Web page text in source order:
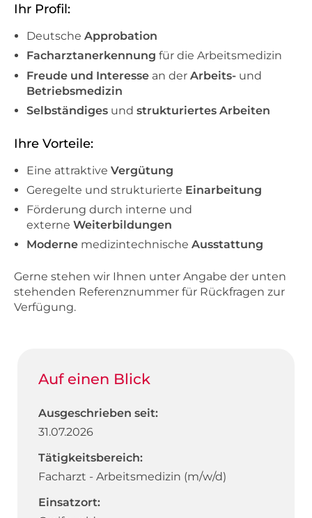
Ihr Profil:
Deutsche Approbation
Facharztanerkennung für die Arbeitsmedizin
Freude und Interesse an der Arbeits- und
Betriebsmedizin
Selbständiges und strukturiertes Arbeiten
Ihre Vorteile:
Eine attraktive Vergütung
Geregelte und strukturierte Einarbeitung
Förderung durch interne und
externe Weiterbildungen
Moderne medizintechnische Ausstattung
Gerne stehen wir Ihnen unter Angabe der unten
stehenden Referenznummer für Rückfragen zur
Verfügung.
Auf einen Blick
Ausgeschrieben seit:
31.07.2026
Tätigkeitsbereich:
Facharzt - Arbeitsmedizin (m/w/d)
Einsatzort: